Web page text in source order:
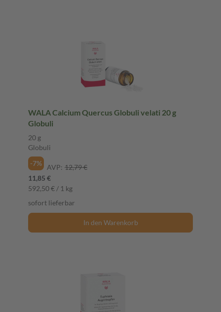
WALA Calcium Quercus Globuli velati 20 g
Globuli
20 g
Globuli
-7%
AVP: 12,79 €
11,85 €
592,50 € / 1 kg
sofort lieferbar
In den Warenkorb